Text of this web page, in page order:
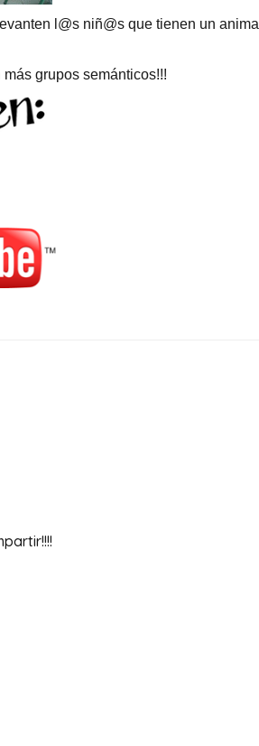
l@s niñ@s que tienen un animal
grupos semánticos!!!